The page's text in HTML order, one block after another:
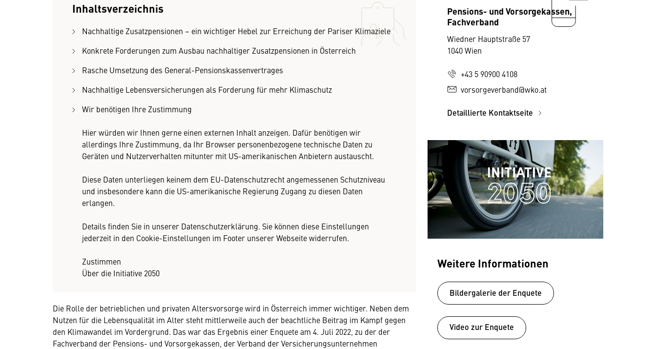
Inhaltsverzeichnis
Nachhaltige Zusatzpensionen – ein wichtiger Hebel zur Erreichung der Pariser Klimaziele
Konkrete Forderungen zum Ausbau nachhaltiger Zusatzpensionen in Österreich
Rasche Umsetzung des General-Pensionskassenvertrages
Nachhaltige Lebensversicherungen als Forderung für mehr Klimaschutz
Wir benötigen Ihre Zustimmung
Hier würden wir Ihnen gerne einen externen Inhalt anzeigen. Dafür benötigen wir
allerdings Ihre Zustimmung, da Ihr Browser personenbezogene technische Daten zu
Geräten und Nutzerverhalten mitunter mit US-amerikanischen Anbietern austauscht.
Diese Daten unterliegen keinem dem EU-Datenschutzrecht angemessenen Schutzniveau
und insbesondere kann die US-amerikanische Regierung Zugang zu diesen Daten
erlangen.
Details finden Sie in unserer Datenschutzerklärung. Sie können diese Einstellungen
jederzeit in den Cookie-Einstellungen im Footer unserer Webseite widerrufen.
Zustimmen
Über die Initiative 2050
Die Rolle der betrieblichen und privaten Altersvorsorge wird in Österreich immer wichtiger. Neben dem
Nutzen für die Lebensqualität im Alter steht mittlerweile auch der beachtliche Beitrag im Kampf gegen
den Klimawandel im Vordergrund. Das war das Ergebnis einer Enquete am 4. Juli 2022, zu der der
Fachverband der Pensions- und Vorsorgekassen, der Verband der Versicherungsunternehmen
Pensions- und Vorsorgekassen,
Fachverband
Wiedner Hauptstraße 57
1040 Wien
+43 5 90900 4108
vorsorgeverband@wko.at
Detaillierte Kontaktseite
Weitere Informationen
Bildergalerie der Enquete
Video zur Enquete